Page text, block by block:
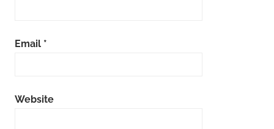
Email *
Website